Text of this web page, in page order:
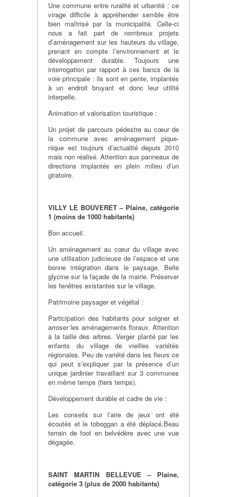
Une commune entre ruralité et urbanité : ce
virage difficile à appréhender semble être
bien maîtrisé par la municipalité. Celle-ci
nous a fait part de nombreux projets
d’aménagement sur les hauteurs du village,
prenant en compte l’environnement et le
développement durable. Toujours une
interrogation par rapport à ces bancs de la
voie principale : ils sont en pente, implantés
à un endroit bruyant et donc leur utilité
interpelle.
Animation et valorisation touristique :
Un projet de parcours pédestre au cœur de
la commune avec aménagement pique-
nique est toujours d’actualité depuis 2010
mais non réalisé. Attention aux panneaux de
directions implantés en plein milieu d’un
giratoire.
VILLY LE BOUVERET – Plaine, catégorie
1 (moins de 1000 habitants)
Bon accueil.
Un aménagement au cœur du village avec
une utilisation judicieuse de l’espace et une
bonne intégration dans le paysage. Belle
glycine sur la façade de la mairie. Préserver
les fenêtres existantes sur le village.
Patrimoine paysager et végétal :
Participation des habitants pour soigner et
arroser les aménagements floraux. Attention
à la taille des arbres. Verger planté par les
enfants du village de vieilles variétés
régionales. Peu de variété dans les fleurs ce
qui peut s’expliquer par la présence d’un
unique jardinier travaillant sur 3 communes
en même temps (tiers temps).
Développement durable et cadre de vie :
Les conseils sur l’aire de jeux ont été
écoutés et le toboggan a été déplacé.Beau
terrain de foot en belvédère avec une vue
dégagée.
SAINT MARTIN BELLEVUE – Plaine,
catégorie 3 (plus de 2000 habitants)